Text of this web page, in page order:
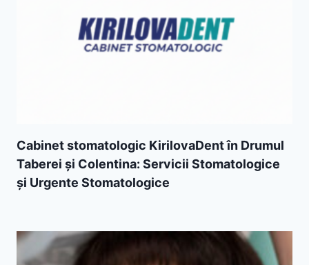
Cabinet stomatologic KirilovaDent în Drumul
Taberei și Colentina: Servicii Stomatologice
și Urgente Stomatologice